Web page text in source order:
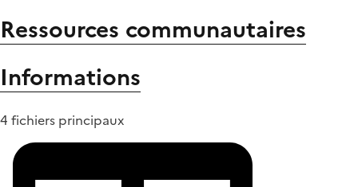
Ressources communautaires
Informations
4 fichiers principaux